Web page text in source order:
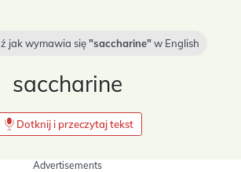
jak wymawia się saccharine w English
saccharine
Dotknij i przeczytaj tekst
Advertisements